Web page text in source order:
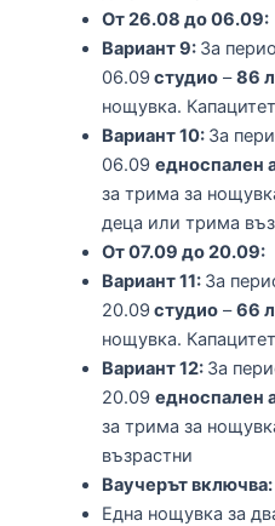
От 26.08 до 06.09:
Вариант 9: За
06.09 студио–86
нощувка.
Вариант 10: За
06.09 едноспален
за трима за
деца или трима
От 07.09 до 20.09:
Вариант 11: За
20.09 студио–66
нощувка.
Вариант 12: За
20.09 едноспален
за трима за
възрастни
Ваучерът включва:
Една нощувка за